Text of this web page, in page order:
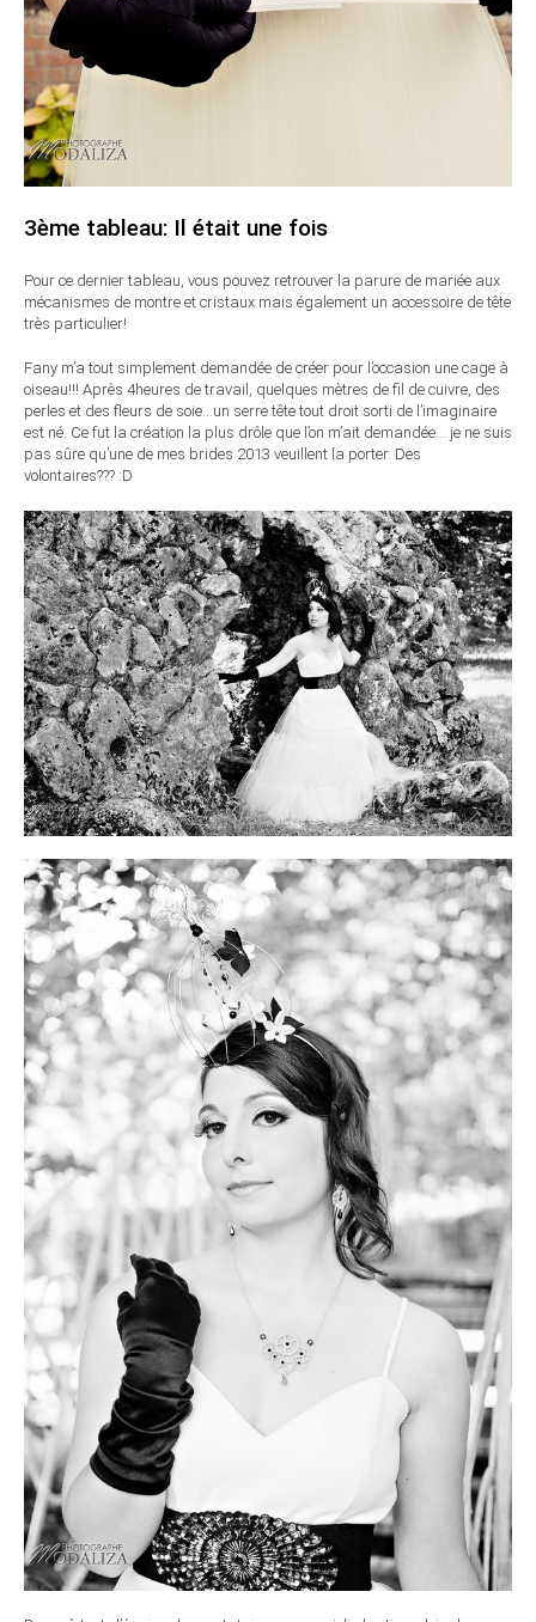
3ème tableau: Il était une fois
Pour ce dernier tableau, vous pouvez retrouver la parure de mariée aux
mécanismes de montre et cristaux mais également un accessoire de tête
très particulier!
Fany m’a tout simplement demandée de créer pour l’occasion une cage à
oiseau!!! Après 4heures de travail, quelques mètres de fil de cuivre, des
perles et des fleurs de soie…un serre tête tout droit sorti de l’imaginaire
est né. Ce fut la création la plus drôle que l’on m’ait demandée… je ne suis
pas sûre qu’une de mes brides 2013 veuillent la porter. Des
volontaires??? :D